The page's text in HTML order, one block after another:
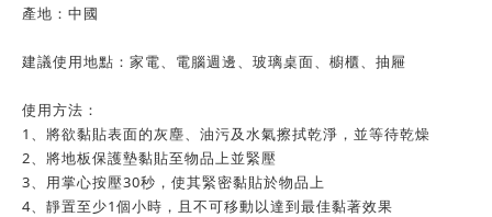
產地：中國
建議使用地點：家電、電腦週邊、玻璃桌面、櫥櫃、抽屜
使用方法：
1、將欲黏貼表面的灰塵、油污及水氣擦拭乾淨，並等待乾燥
2、將地板保護墊黏貼至物品上並緊壓
3、用掌心按壓30秒，使其緊密黏貼於物品上
4、靜置至少1個小時，且不可移動以達到最佳黏著效果